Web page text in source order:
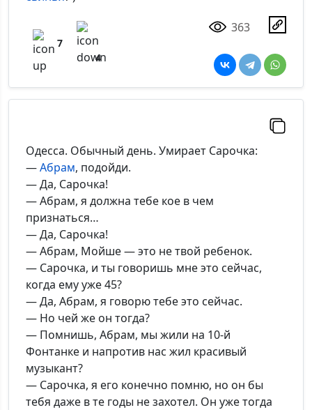
7
4
363
Одесса. Обычный день. Умирает Сарочка:
—Абрам, подойди.
— Да, Сарочка!
— Абрам, я должна тебе кое в чем
признаться…
— Да, Сарочка!
— Абрам, Мойше — это не твой ребенок.
— Сарочка, и ты говоришь мне это сейчас,
когда ему уже 45?
— Да, Абрам, я говорю тебе это сейчас.
— Но чей же он тогда?
— Помнишь, Абрам, мы жили на 10-й
Фонтанке и напротив нас жил красивый
музыкант?
— Сарочка, я его конечно помню, но он бы
тебя даже в те годы не захотел. Он уже тогда